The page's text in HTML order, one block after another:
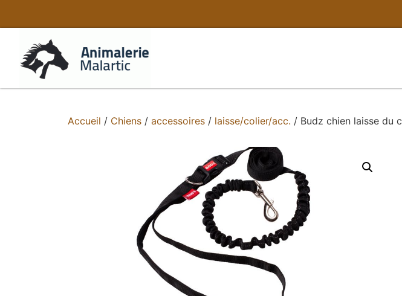
Accueil / Chiens / accessoires / laisse/colier/acc. / Budz chien laisse du